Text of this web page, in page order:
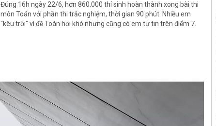
Đúng 16h ngày 22/6, hơn 860.000 thí sinh hoàn thành xong bài thi
môn Toán với phần thi trắc nghiệm, thời gian 90 phút. Nhiều em
"kêu trời" vì đề Toán hơi khó nhưng cũng có em tự tin trên điểm 7.